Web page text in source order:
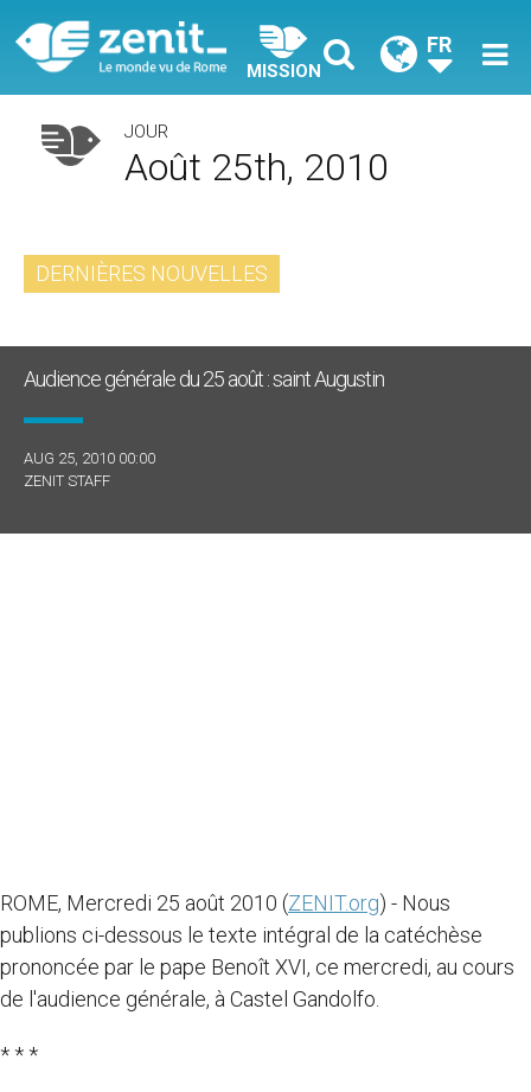
MISSION
FR
JOUR
Août 25th, 2010
DERNIÈRES NOUVELLES
Audience générale du 25 août : saint Augustin
AUG 25, 2010 00:00
ZENIT STAFF
ROME, Mercredi 25 août 2010 (ZENIT.org) - Nous
publions ci-dessous le texte intégral de la catéchèse
prononcée par le pape Benoît XVI, ce mercredi, au cours
de l'audience générale, à Castel Gandolfo.
* * *